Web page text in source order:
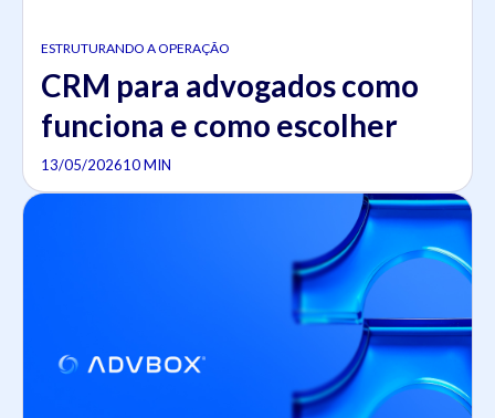
ESTRUTURANDO A OPERAÇÃO
CRM para advogados como
funciona e como escolher
13/05/202610 MIN